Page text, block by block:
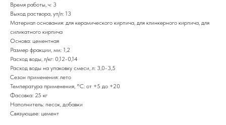
Время работы, ч: 3
Выход раствора, уп/л: 13
Материал основания: для керамического кирпича, для клинкерного кирпича, для
силикатного кирпича
Основа: цементная
Размер фракции, мм: 1,2
Расход воды, л/кг: 0,12-0,14
Расход воды на упаковку смеси, л: 3,0-3,5
Сезон применения: лето
Температура применения, °С: от +5 до +20
Фасовка: 25 кг
Наполнитель: песок, добавки
Связующее: цемент